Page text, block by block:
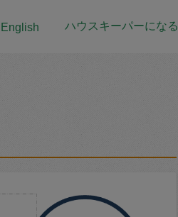
English ハウスキーパーになる